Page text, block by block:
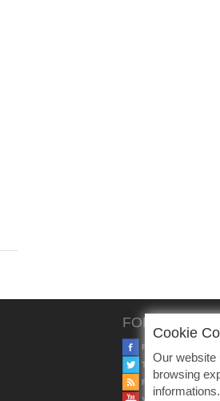
FOLLOW US
FACEBOOK
TWITTER
RSS
Cookie
Our website
browsing